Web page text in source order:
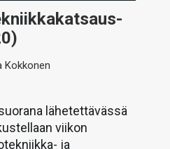
Kokkonen
lähetettävässä
viikon
ja